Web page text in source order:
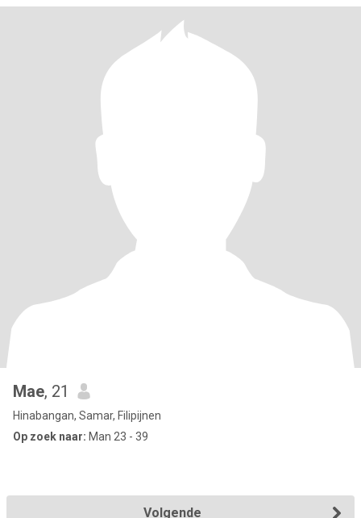
Mae, 21
Hinabangan, Samar, Filipijnen
Op zoek naar: Man 23 - 39
Volgende